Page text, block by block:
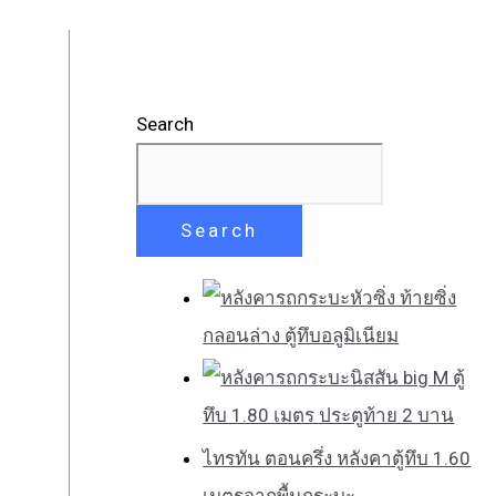
Search
Search
หัวซิ่ง ท้ายซิ่ง
กลอนล่าง ตู้ทึบอลูมิเนียม
นิสสัน big M ตู้
ทึบ 1.80 เมตร ประตูท้าย 2 บาน
ไทรทัน ตอนครึ่ง หลังคาตู้ทึบ 1.60